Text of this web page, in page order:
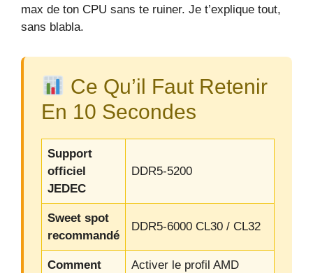
max de ton CPU sans te ruiner. Je t’explique tout,
sans blabla.
Ce Qu’il Faut Retenir
En 10 Secondes
Support
officiel
JEDEC
DDR5-5200
Sweet spot
recommandé
DDR5-6000 CL30 / CL32
Comment
Activer le profil AMD